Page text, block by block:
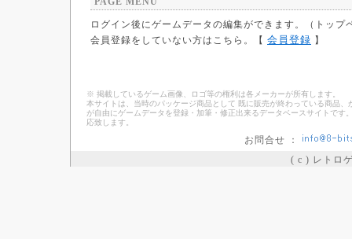
ログイン後にゲームデータの編集ができます。（トッ
会員登録をしていない方はこちら。【 会員登録 】
※ 掲載しているゲーム画像、ロゴ等の権利は各メーカーが所有します。
本サイトは、当時のパッケージ商品として 既に販売が終わっている商品
が自由にゲームデータを登録・加筆・修正出来るデータベースサイトで
応致します。
お問合せ ：
( c ) レトロ